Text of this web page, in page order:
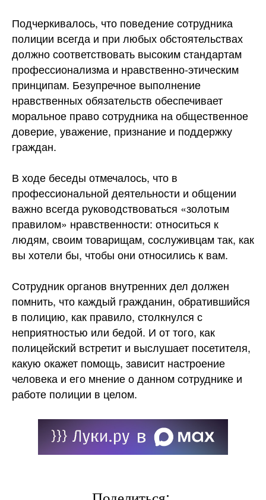
Подчеркивалось, что поведение сотрудника
полиции всегда и при любых обстоятельствах
должно соответствовать высоким стандартам
профессионализма и нравственно-этическим
принципам. Безупречное выполнение
нравственных обязательств обеспечивает
моральное право сотрудника на общественное
доверие, уважение, признание и поддержку
граждан.
В ходе беседы отмечалось, что в
профессиональной деятельности и общении
важно всегда руководствоваться «золотым
правилом» нравственности: относиться к
людям, своим товарищам, сослуживцам так, как
вы хотели бы, чтобы они относились к вам.
Сотрудник органов внутренних дел должен
помнить, что каждый гражданин, обратившийся
в полицию, как правило, столкнулся с
неприятностью или бедой. И от того, как
полицейский встретит и выслушает посетителя,
какую окажет помощь, зависит настроение
человека и его мнение о данном сотруднике и
работе полиции в целом.